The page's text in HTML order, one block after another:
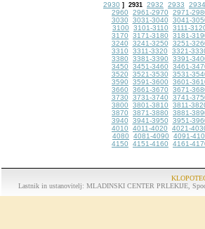
2930 ] 2931 2932 2933 2934
2960
2961-2970 2971-
3030
3031-3040 3041-
3100
3101-3110 3111-
3170
3171-3180 3181-
3240
3241-3250 3251-
3310
3311-3320 3321-
3380
3381-3390 3391-
3450
3451-3460 3461-
3520
3521-3530 3531-
3590
3591-3600 3601-
3660
3661-3670 3671-
3730
3731-3740 3741-
3800
3801-3810 3811-
3870
3871-3880 3881-
3940
3941-3950 3951-
4010
4011-4020 4021-
4080
4081-4090 4091-
4150
4151-4160 4161-
Lastnik in ustanovitelj: MLADINSKI CENTER PRLEKIJE,